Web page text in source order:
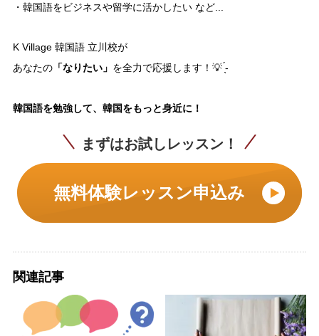
・韓国語をビジネスや留学に活かしたい など...
K Village 韓国語 立川校が
あなたの「なりたい」 を全力で応援します！💡 ̖́-
韓国語を勉強して、韓国をもっと身近に！
まずはお試しレッスン！
無料体験レッスン申込み
関連記事